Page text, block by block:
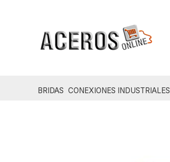
BRIDAS CONEXIONES INDUSTRIALES